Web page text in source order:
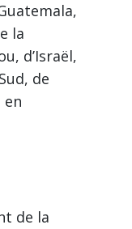
la
d’Israël,
de
en
de la